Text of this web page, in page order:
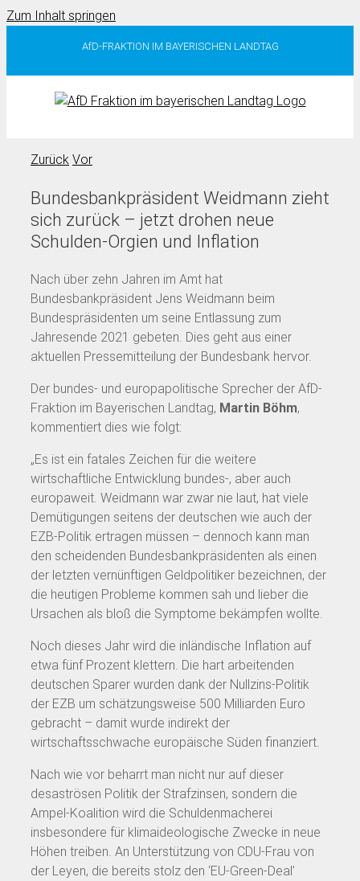
Zum Inhalt springen
AfD-FRAKTION IM BAYERISCHEN LANDTAG
Zurück Vor
Bundesbankpräsident Weidmann zieht
sich zurück – jetzt drohen neue
Schulden-Orgien und Inflation
Nach über zehn Jahren im Amt hat
Bundesbankpräsident Jens Weidmann beim
Bundespräsidenten um seine Entlassung zum
Jahresende 2021 gebeten. Dies geht aus einer
aktuellen Pressemitteilung der Bundesbank hervor.
Der bundes- und europapolitische Sprecher der AfD-
Fraktion im Bayerischen Landtag, Martin Böhm,
kommentiert dies wie folgt:
„Es ist ein fatales Zeichen für die weitere
wirtschaftliche Entwicklung bundes-, aber auch
europaweit. Weidmann war zwar nie laut, hat viele
Demütigungen seitens der deutschen wie auch der
EZB-Politik ertragen müssen – dennoch kann man
den scheidenden Bundesbankpräsidenten als einen
der letzten vernünftigen Geldpolitiker bezeichnen, der
die heutigen Probleme kommen sah und lieber die
Ursachen als bloß die Symptome bekämpfen wollte.
Noch dieses Jahr wird die inländische Inflation auf
etwa fünf Prozent klettern. Die hart arbeitenden
deutschen Sparer wurden dank der Nullzins-Politik
der EZB um schätzungsweise 500 Milliarden Euro
gebracht – damit wurde indirekt der
wirtschaftsschwache europäische Süden finanziert.
Nach wie vor beharrt man nicht nur auf dieser
desaströsen Politik der Strafzinsen, sondern die
Ampel-Koalition wird die Schuldenmacherei
insbesondere für klimaideologische Zwecke in neue
Höhen treiben. An Unterstützung von CDU-Frau von
der Leyen, die bereits stolz den ‘EU-Green-Deal’